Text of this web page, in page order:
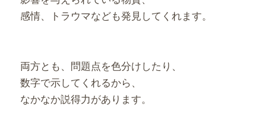
感情、
トラウマなども発見してくれます。
両方とも、問題点を色分けしたり、
数字で示してくれるから、
なかなか説得力があります。